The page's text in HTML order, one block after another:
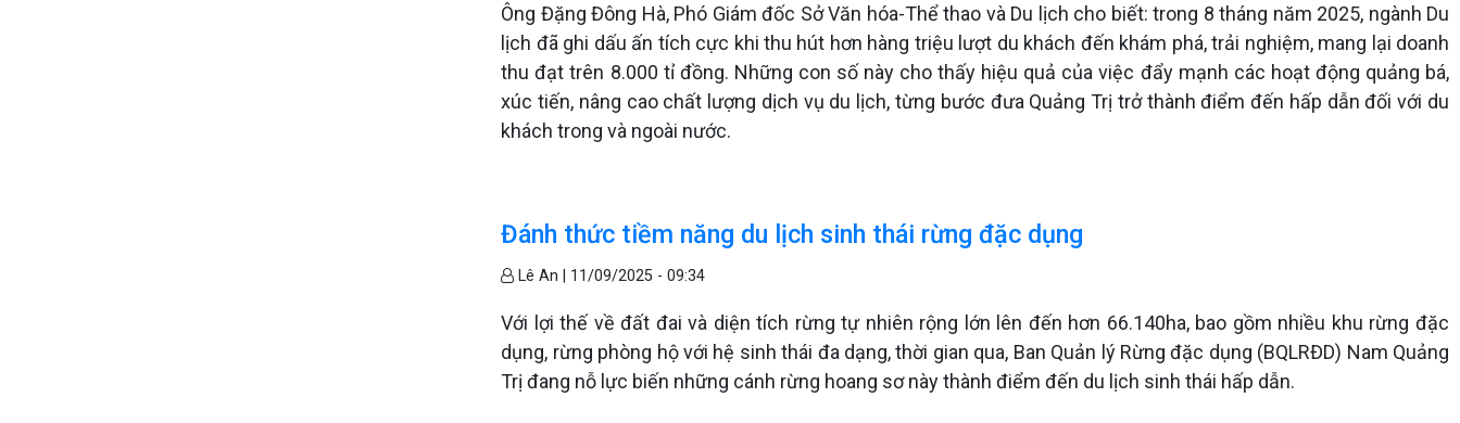
Ông Đặng Đông Hà, Phó Giám đốc Sở Văn hóa-Thể thao và Du lịch cho biết: trong 8 tháng năm 2025, ngành Du
lịch đã ghi dấu ấn tích cực khi thu hút hơn hàng triệu lượt du khách đến khám phá, trải nghiệm, mang lại doanh
thu đạt trên 8.000 tỉ đồng. Những con số này cho thấy hiệu quả của việc đẩy mạnh các hoạt động quảng bá,
xúc tiến, nâng cao chất lượng dịch vụ du lịch, từng bước đưa Quảng Trị trở thành điểm đến hấp dẫn đối với du
khách trong và ngoài nước.
Đánh thức tiềm năng du lịch sinh thái rừng đặc dụng
Lê An | 11/09/2025 - 09:34
Với lợi thế về đất đai và diện tích rừng tự nhiên rộng lớn lên đến hơn 66.140ha, bao gồm nhiều khu rừng đặc
dụng, rừng phòng hộ với hệ sinh thái đa dạng, thời gian qua, Ban Quản lý Rừng đặc dụng (BQLRĐD) Nam Quảng
Trị đang nỗ lực biến những cánh rừng hoang sơ này thành điểm đến du lịch sinh thái hấp dẫn.